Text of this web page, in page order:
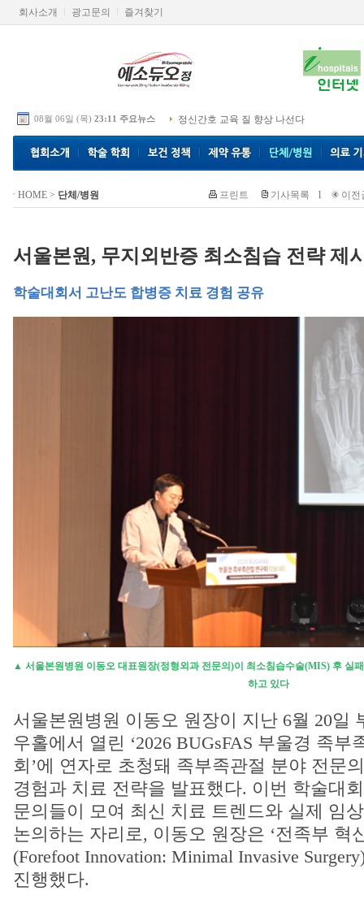
회사소개 광고문의 즐겨찾기
08월 06일 (목) 23:11 주요뉴스 정신간호 교육 질 향상 나선다
HOME> 단체/병원 프린트 기사목록 l 이전
서울본원, 무지외반증 최소침습 전략 제
학술대회서 고난도 합병증 치료 경험 공유
▲ 서울본원병원 이동오 대표원장(정형외과 전문의)이 최소침습수술(MIS) 후 실
하고 있다
서울본원병원 이동오 원장이 지난 6월 20일
우홀에서 열린 ‘2026 BUGsFAS 부울경 족부
회’에 연자로 초청돼 족부족관절 분야 전문
경험과 치료 전략을 발표했다. 이번 학술대
문의들이 모여 최신 치료 트렌드와 실제 임
논의하는 자리로, 이동오 원장은 ‘전족부 혁
(Forefoot Innovation: Minimal Invasive
진행했다.